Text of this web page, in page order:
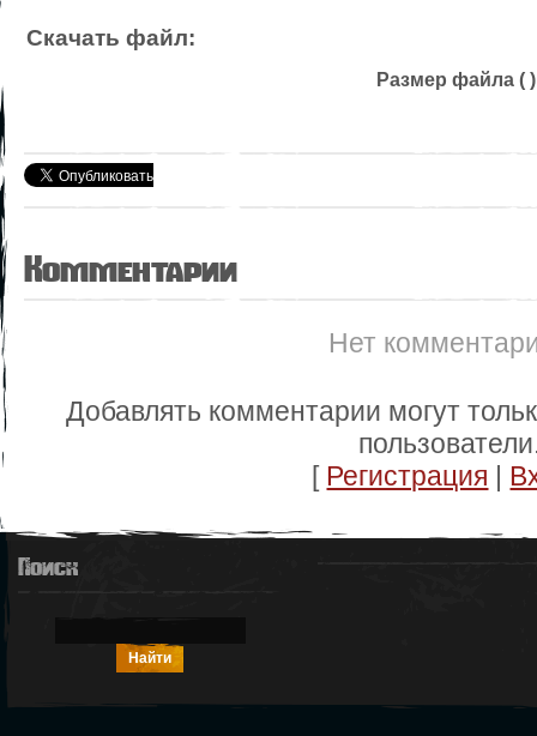
Скачать файл:
Размер файла ( )
Комментарии
Нет
Добавлять комментарии могут
[ Регистрация |
Поиск